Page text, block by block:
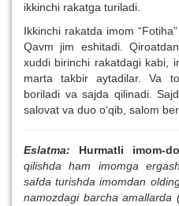
ikkinchi rakatga turiladi.
Ikkinchi rakatda imom
Qavm jim eshitadi.
xuddi birinchi rakatdagi kabi,
marta takbir aytadilar. Va
boriladi va sajda qilinadi.
salovat va duo o‘qib, salom
Eslatma: Hurmatli imom-
qilishda ham imomga
safda turishda imomdan
namozdagi barcha amallarda